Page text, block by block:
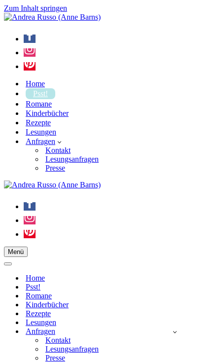
Zum Inhalt springen
Home
Psst!
Romane
Kinderbücher
Rezepte
Lesungen
Anfragen
Kontakt
Lesungsanfragen
Presse
Menü
Navigationsmenü
Navigationsmenü
Home
Psst!
Romane
Kinderbücher
Rezepte
Lesungen
Anfragen
Kontakt
Lesungsanfragen
Presse